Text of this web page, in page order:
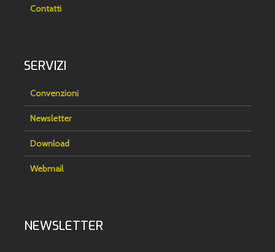
Contatti
SERVIZI
Convenzioni
Newsletter
Download
Webmail
NEWSLETTER